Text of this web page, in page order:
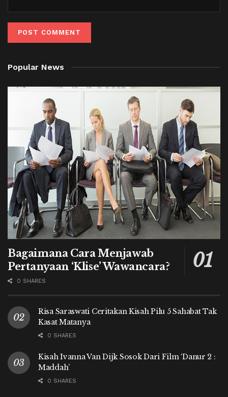
Popular News
Bagaimana Cara Menjawab
Pertanyaan ‘Klise’ Wawancara?
0 SHARES
Risa Saraswati Ceritakan Kisah Pilu 5 Sahabat Tak
Kasat Matanya
0 SHARES
Kisah Ivanna Van Dijk Sosok Dari Film ‘Danur 2 :
Maddah’
0 SHARES